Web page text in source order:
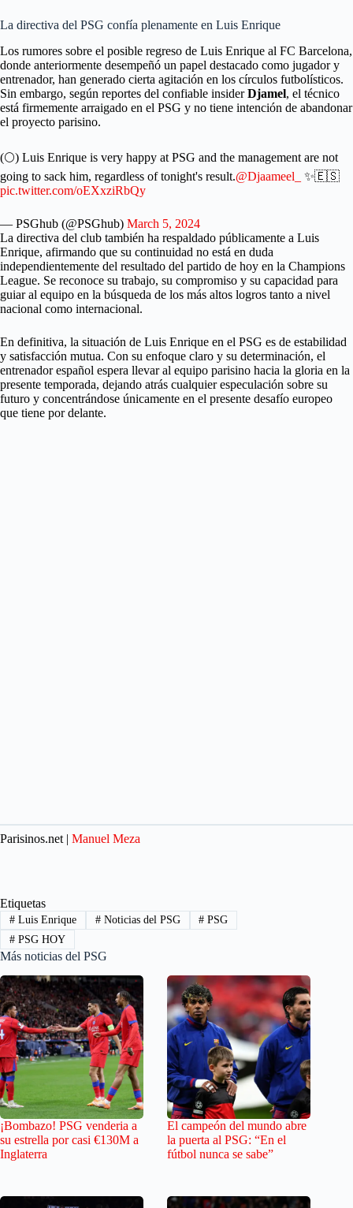
La directiva del PSG confía plenamente en Luis Enrique
Los rumores sobre el posible regreso de Luis Enrique al FC Barcelona,
donde anteriormente desempeñó un papel destacado como jugador y
entrenador, han generado cierta agitación en los círculos futbolísticos.
Sin embargo, según reportes del confiable insiderDjamel, el técnico
está firmemente arraigado en el PSG y no tiene intención de abandonar
el proyecto parisino.
(🌕) Luis Enrique is very happy at PSG and the management are not
going to sack him, regardless of tonight's result.@Djaameel_
✨🇪🇸
pic.twitter.com/oEXxziRbQy
— PSGhub (@PSGhub) March 5, 2024
La directiva del club también ha respaldado públicamente a Luis
Enrique, afirmando que su continuidad no está en duda
independientemente del resultado del partido de hoy en la Champions
League. Se reconoce su trabajo, su compromiso y su capacidad para
guiar al equipo en la búsqueda de los más altos logros tanto a nivel
nacional como internacional.
En definitiva, la situación de Luis Enrique en el PSG es de estabilidad
y satisfacción mutua. Con su enfoque claro y su determinación, el
entrenador español espera llevar al equipo parisino hacia la gloria en la
presente temporada, dejando atrás cualquier especulación sobre su
futuro y concentrándose únicamente en el presente desafío europeo
que tiene por delante.
Parisinos.net | Manuel Meza
Etiquetas
#Luis Enrique #Noticias del PSG # PSG
#PSG HOY
Más noticias del PSG
¡Bombazo! PSG venderia a
su estrella por casi €130M a
Inglaterra
El campeón del mundo abre
la puerta al PSG: “En el
fútbol nunca se sabe”